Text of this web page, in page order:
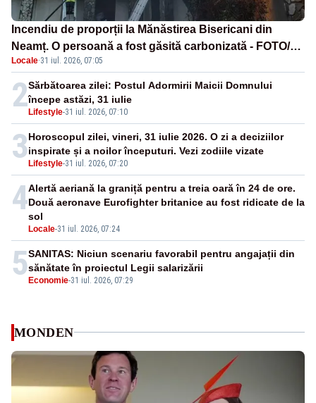
Incendiu de proporții la Mănăstirea Bisericani din
Neamț. O persoană a fost găsită carbonizată - FOTO/
VIDEO
Locale·31 iul. 2026, 07:05
2Lifestyle-31 iul. 2026, 07:10
Sărbătoarea zilei: Postul Adormirii Maicii Domnului
începe astăzi, 31 iulie
3Lifestyle-31 iul. 2026, 07:20
Horoscopul zilei, vineri, 31 iulie 2026. O zi a deciziilor
inspirate și a noilor începuturi. Vezi zodiile vizate
4
Locale-31 iul. 2026, 07:24
Alertă aeriană la graniță pentru a treia oară în 24 de ore.
Două aeronave Eurofighter britanice au fost ridicate de la
sol
5Economie-31 iul. 2026, 07:29
SANITAS: Niciun scenariu favorabil pentru angajații din
sănătate în proiectul Legii salarizării
MONDEN